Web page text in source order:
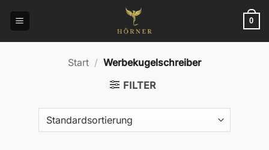
Inhalt
0
Start / Werbekugelschreiber
FILTER